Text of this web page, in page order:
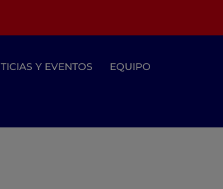
Y EVENTOS EQUIPO